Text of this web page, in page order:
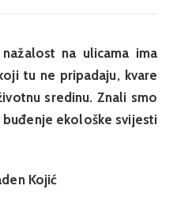
na ulicama ima
tu ne pripadaju, kvare
sredinu. Znali smo
ekološke svijesti
Kojić